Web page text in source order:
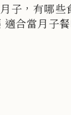
子，有哪些
適合當月子